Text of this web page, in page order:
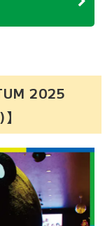
2025